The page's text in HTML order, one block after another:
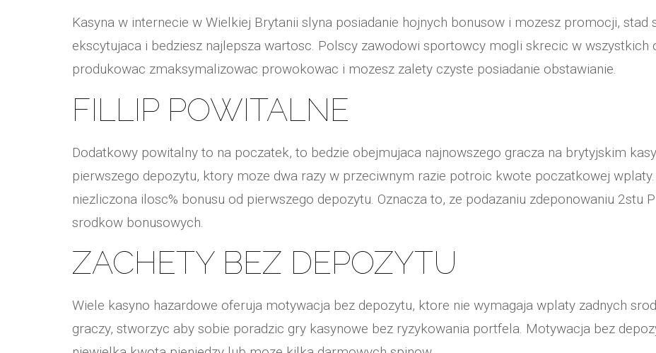
Kasyna w internecie w Wielkiej Brytanii slyna posiadanie hojnych bonusow i mozesz promocji, stad
ekscytujaca i bedziesz najlepsza wartosc. Polscy zawodowi sportowcy mogli skrecic w wszystkich
produkowac zmaksymalizowac prowokowac i mozesz zalety czyste posiadanie obstawianie.
FILLIP POWITALNE
Dodatkowy powitalny to na poczatek, to bedzie obejmujaca najnowszego gracza na brytyjskim
pierwszego depozytu, ktory moze dwa razy w przeciwnym razie potroic kwote poczatkowej
niezliczona ilosc% bonusu od pierwszego depozytu. Oznacza to, ze podazaniu zdeponowaniu 2stu
srodkow bonusowych.
ZACHETY BEZ DEPOZYTU
Wiele kasyno hazardowe oferuja motywacja bez depozytu, ktore nie wymagaja wplaty zadnych
graczy, stworzyc aby sobie poradzic gry kasynowe bez ryzykowania portfela. Motywacja bez